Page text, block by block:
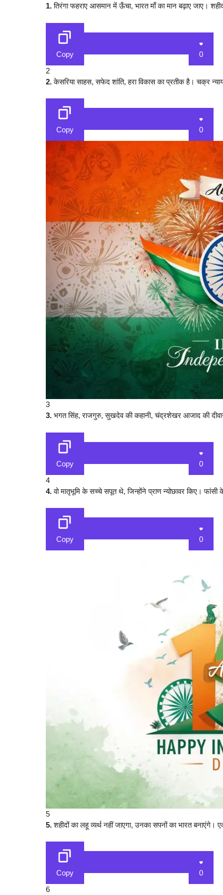
1.तिरंगा फहराए आसमान में ऊँचा, भारत माँ का मान बढ़ाए जाए।
Copy
0
2
2.केसरिया साहस, सफेद शांति, हरा विकास का प्रतीक है। चक्र
Copy 0
3
3. भगत सिंह, राजगुरु, सुखदेव की कहानी, चंद्रशेखर आजाद की
Copy
0
4
4.वो मातृभूमि के सच्चे सपूत थे, जिन्होंने प्राण न्योछावर किए।
Copy 0
5
5.शहीदों का लहू व्यर्थ नहीं जाएगा, उनका सपनों का भारत
Copy
0
6